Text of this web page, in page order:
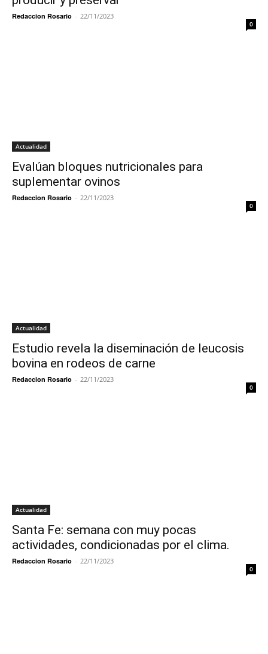
Redaccion Rosario - 22/11/2023
0
Actualidad
Evalúan bloques nutricionales para
suplementar ovinos
Redaccion Rosario - 22/11/2023
0
Actualidad
Estudio revela la diseminación de leucosis
bovina en rodeos de carne
Redaccion Rosario - 22/11/2023
0
Actualidad
Santa Fe: semana con muy pocas
actividades, condicionadas por el clima.
Redaccion Rosario - 22/11/2023
0